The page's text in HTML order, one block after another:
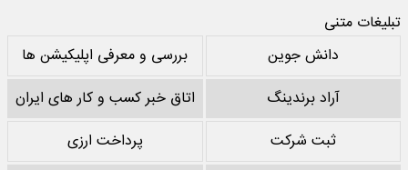
تبلیغات متنی
دانش جوین
بررسی و معرفی اپلیکیشن ها
آراد برندینگ
اتاق خبر کسب و کار های ایران
ثبت شرکت
پرداخت ارزی